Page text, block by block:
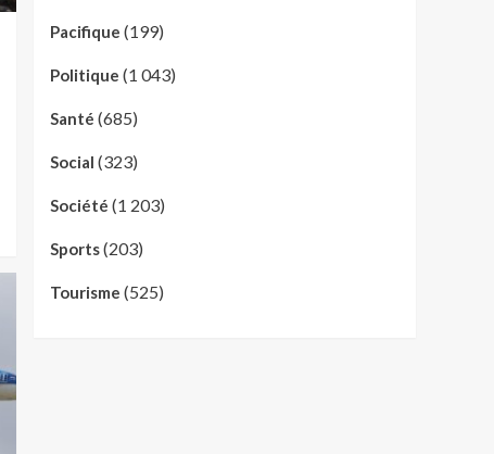
Pacifique (199)
Politique (1 043)
Santé (685)
Social (323)
Société (1 203)
Sports(203)
Tourisme (525)